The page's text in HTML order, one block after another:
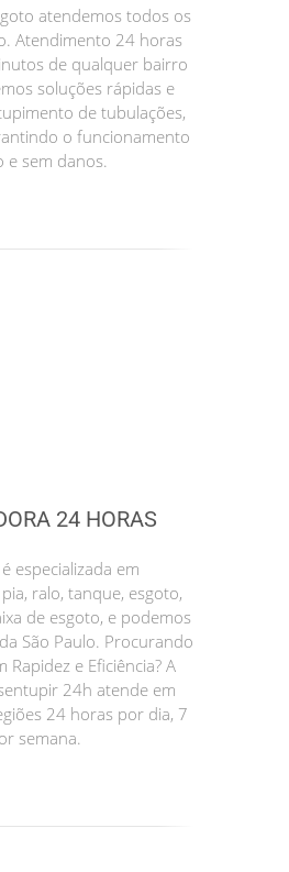
atendemos todos os
Atendimento 24 horas
de qualquer bairro
soluções rápidas e
de tubulações,
o funcionamento
e sem danos.
24 HORAS
especializada em
ralo, tanque, esgoto,
de esgoto, e podemos
São Paulo. Procurando
e Eficiência? A
24h atende em
24 horas por dia, 7
semana.